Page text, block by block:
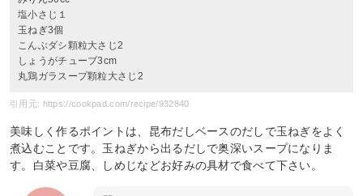
塩小さじ１
玉ねぎ3個
こんぶダシ顆粒大さじ2
しょうがチューブ3cm
丸鶏ガラスープ顆粒大さじ2
引用元: https://cookpad.com/recipe/932840
美味しく作るポイントは、昆布だしベースのだしで玉ねぎをよく
煮込むことです。玉ねぎから出るだしで奥深いスープになりま
す。白菜や豆腐、しめじなどお好みの具材で食べて下さい。